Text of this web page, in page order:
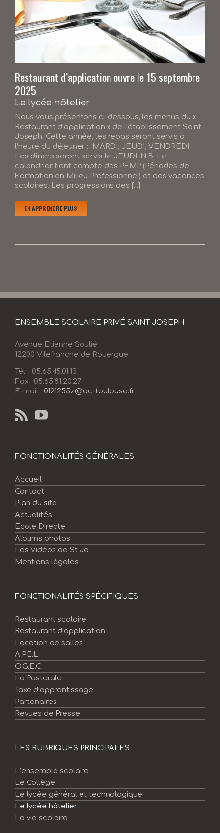
Restaurant d’application ouvre le 15 septembre
2025
Le lycée hôtelier
Nous vous présentons ci-dessous, les menus du «
Restaurant d’application » de l’établissement Saint-
Joseph. Cette année, les repas seront servis à
l’heure du déjeuner : MARDI, JEUDI, VENDREDI.
Les dîners seront servis le JEUDI. N.B. Le
calendrier tient compte des PFMP (Périodes de
Formation en Milieu Professionnel) et des vacances
scolaires. Les progressions des [...]
EN APPRENDRE PLUS
ENSEMBLE SCOLAIRE PRIVÉ SAINT JOSEPH
Avenue Etienne Soulié
12200 Vilefranche de Rouergue
Tél. : 05.65.45.01.13
Fax : 05.65.81.20.27
E-mail : 0121255z@ac-toulouse.fr
FONCTIONALITÉS GÉNÉRALES
Accueil
Contact
Plan du site
Actualités
Ecole Directe
Albums photos
Les Vidéos de St Jo
Mentions légales
FONCTIONALITÉS SPÉCIFIQUES
Restaurant scolaire
Restaurant d’application
Location de salles
A.P.E.L.
O.G.E.C.
La Pastorale
Taxe d’apprentissage
Partenaires
Revues de Presse
LES RUBRIQUES PRINCIPALES
L’ensemble scolaire
Le Collège
Le lycée général et technologique
Le lycée hôtelier
La vie scolaire